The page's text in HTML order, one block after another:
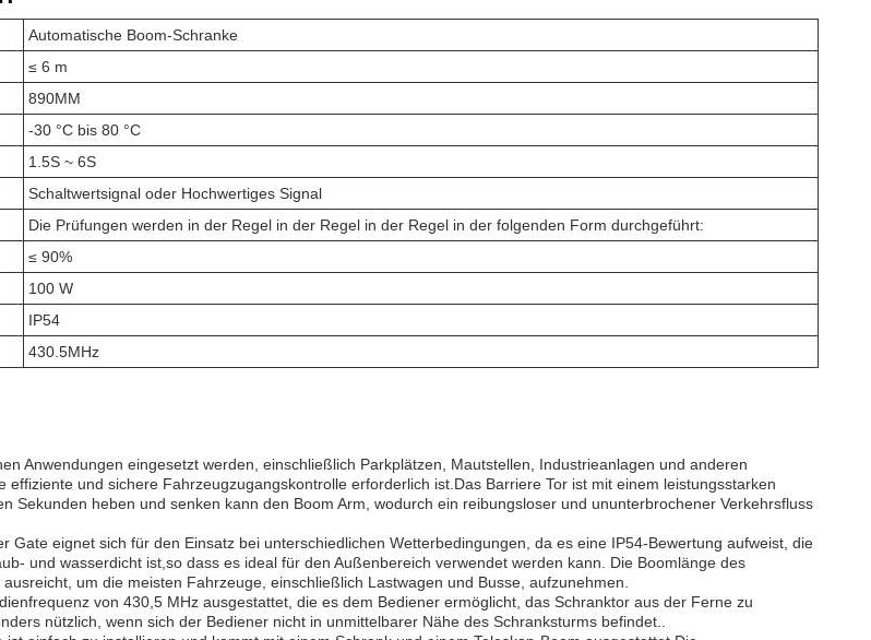
Automatische Boom-Schranke
≤ 6 m
890MM
-30 °C bis 80 °C
1.5S ~ 6S
Schaltwertsignal oder Hochwertiges Signal
Die Prüfungen werden in der Regel in der Regel in der Regel in der folgenden Form durchgeführt:
≤ 90%
100 W
IP54
430.5MHz
Anwendungen eingesetzt werden, einschließlich Parkplätzen, Mautstellen, Industrieanlagen und anderen
effiziente und sichere Fahrzeugzugangskontrolle erforderlich ist.Das Barriere Tor ist mit einem leistungsstarken
Sekunden heben und senken kann den Boom Arm, wodurch ein reibungsloser und ununterbrochener Verkehrsfluss
Gate eignet sich für den Einsatz bei unterschiedlichen Wetterbedingungen, da es eine IP54-Bewertung aufweist, die
und wasserdicht ist,so dass es ideal für den Außenbereich verwendet werden kann. Die Boomlänge des
um die meisten Fahrzeuge, einschließlich Lastwagen und Busse, aufzunehmen.
von 430,5 MHz ausgestattet, die es dem Bediener ermöglicht, das Schranktor aus der Ferne zu
nützlich, wenn sich der Bediener nicht in unmittelbarer Nähe des Schranksturms befindet..